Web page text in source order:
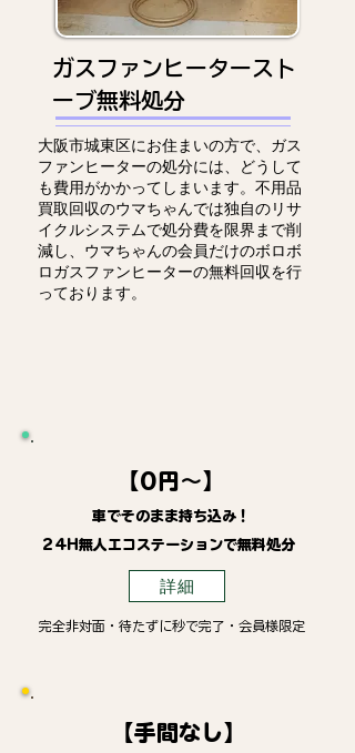
ガスファンヒータースト
ーブ無料処分
大阪市城東区にお住まいの方で、ガス
ファンヒーターの処分には、どうして
も費用がかかってしまいます。不用品
買取回収のウマちゃんでは独自のリサ
イクルシステムで処分費を限界まで削
減し、ウマちゃんの会員だけのボロボ
ロガスファンヒーターの無料回収を行
っております。
【0円～】
車でそのまま持ち込み！
24H無人エコステーションで無料処分
詳細
完全非対面・待たずに秒で完了・会員様限定
【手間なし】